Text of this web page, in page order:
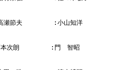
節夫        :小山知洋
次朗        :門　智昭